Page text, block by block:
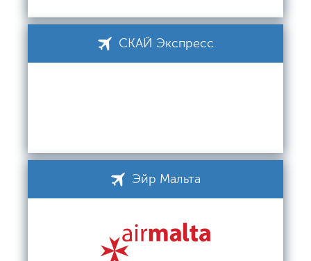
СКАЙ Экспресс
Эйр Мальта